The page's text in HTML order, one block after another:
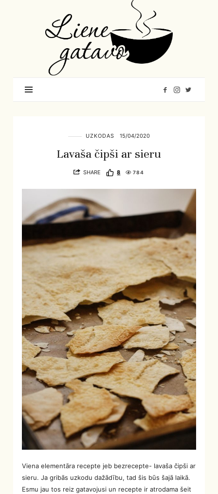
Gatavo
–
Mana
garšu
pasaule
UZKODAS 15/04/2020
Lavaša čipši ar sieru
SHARE 8 784
Viena elementāra recepte jeb bezrecepte- lavaša čipši ar
sieru. Ja gribās uzkodu dažādību, tad šis būs šajā laikā.
Esmu jau tos reiz gatavojusi un recepte ir atrodama šeit